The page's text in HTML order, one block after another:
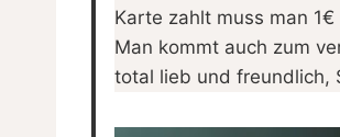
Karte zahlt muss man
Man kommt auch zum
total lieb und freundlich,